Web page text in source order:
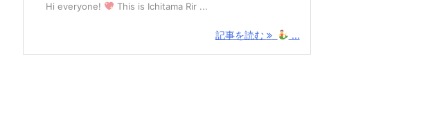
Hi everyone! This is Ichitama Rir ...
記事を読む ...